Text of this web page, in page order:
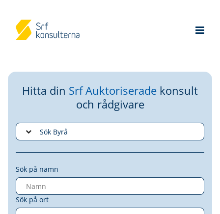
Hitta din Srf Auktoriserade konsult
och rådgivare
Sök på namn
Sök på ort